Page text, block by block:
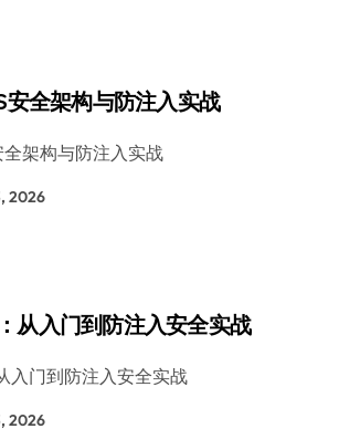
安全架构与防注入实战
全架构与防注入实战
2026
从入门到防注入安全实战
入门到防注入安全实战
2026